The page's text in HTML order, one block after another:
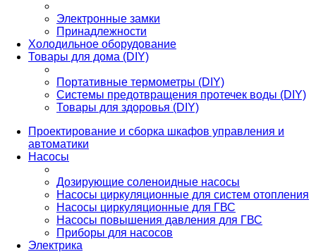
Электронные замки
Принадлежности
Холодильное оборудование
Товары для дома (DIY)
Портативные термометры (DIY)
Системы предотвращения протечек воды (DIY)
Товары для здоровья (DIY)
Проектирование и сборка шкафов управления и
автоматики
Насосы
Дозирующие соленоидные насосы
Насосы циркуляционные для систем отопления
Насосы циркуляционные для ГВС
Насосы повышения давления для ГВС
Приборы для насосов
Электрика